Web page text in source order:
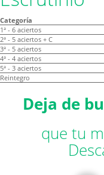
Categoría
1ª - 6 aciertos
2ª - 5 aciertos + C
3ª - 5 aciertos
4ª - 4 aciertos
5ª - 3 aciertos
Reintegro
Deja de
que tu